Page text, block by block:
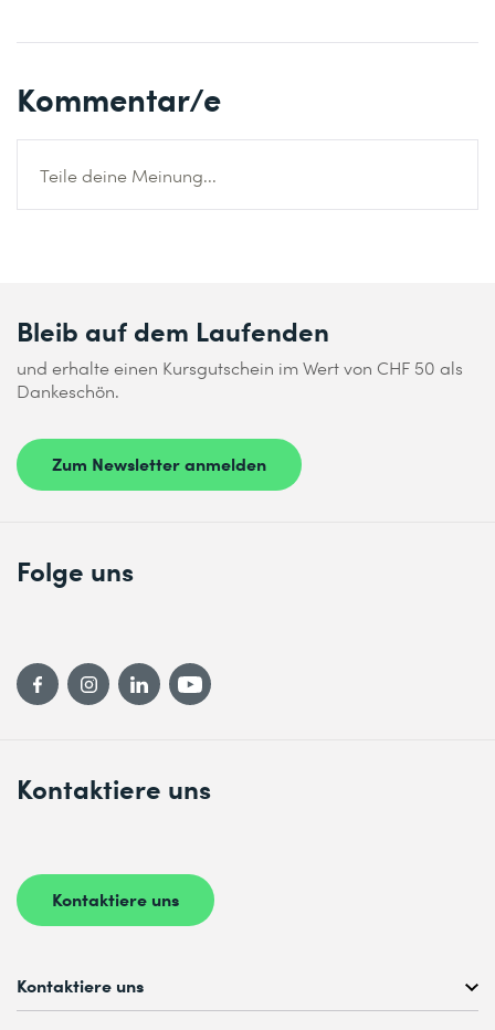
Kommentar/e
Teile deine Meinung...
Bleib auf dem Laufenden
und erhalte einen Kursgutschein im Wert von CHF 50 als
Dankeschön.
Zum Newsletter anmelden
Kontaktiere uns
Kontaktiere uns
Folge uns
Kontaktiere uns